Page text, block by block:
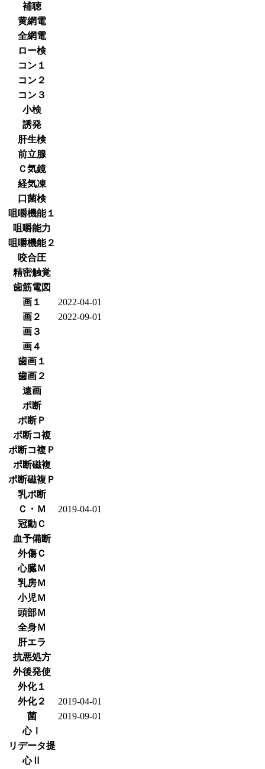
補聴
黄網電
全網電
ロー検
コン１
コン２
コン３
小検
誘発
肝生検
前立腺
Ｃ気鏡
経気凍
口菌検
咀嚼機能１
咀嚼能力
咀嚼機能２
咬合圧
精密触覚
歯筋電図
画１
2022-04-01
画２
2022-09-01
画３
画４
歯画１
歯画２
遠画
ポ断
ポ断Ｐ
ポ断コ複
ポ断コ複Ｐ
ポ断磁複
ポ断磁複Ｐ
乳ポ断
Ｃ・Ｍ
2019-04-01
冠動Ｃ
血予備断
外傷Ｃ
心臓Ｍ
乳房Ｍ
小児Ｍ
頭部Ｍ
全身Ｍ
肝エラ
抗悪処方
外後発使
外化１
外化２
2019-04-01
菌
2019-09-01
心Ⅰ
リデータ提
心Ⅱ